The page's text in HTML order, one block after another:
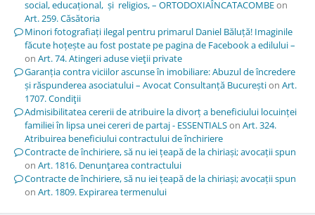
social, educațional, și religios, – ORTODOXIAÎNCATACOMBEon
Art. 259. Căsătoria
Minori fotografiați ilegal pentru primarul Daniel Băluță! Imaginile
făcute hoțește au fost postate pe pagina de Facebook a edilului –
on Art. 74. Atingeri aduse vieţii private
Garanția contra viciilor ascunse în imobiliare: Abuzul de încredere
și răspunderea asociatului – Avocat Consultanță Bucureștion Art.
1707. Condiţii
Admisibilitatea cererii de atribuire la divorț a beneficiului locuinței
familiei în lipsa unei cereri de partaj - ESSENTIALSon Art. 324.
Atribuirea beneficiului contractului de închiriere
Contracte de închiriere, să nu iei țeapă de la chiriași; avocații spun
on Art. 1816. Denunţarea contractului
Contracte de închiriere, să nu iei țeapă de la chiriași; avocații spun
on Art. 1809. Expirarea termenului